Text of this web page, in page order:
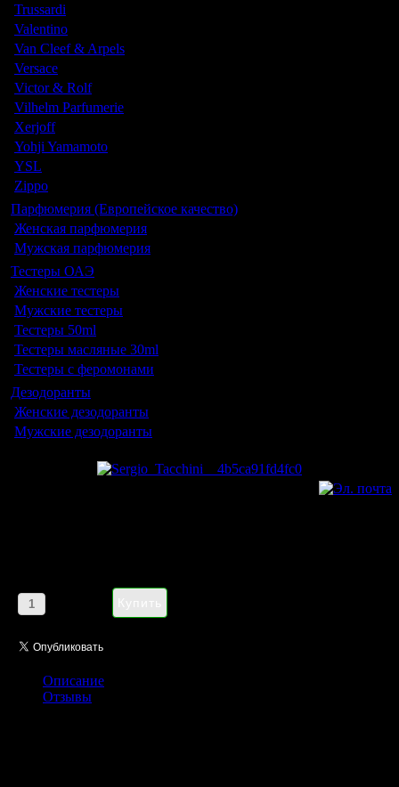
Trussardi
Valentino
Van Cleef & Arpels
Versace
Victor & Rolf
Vilhelm Parfumerie
Xerjoff
Yohji Yamamoto
YSL
Zippo
Парфюмерия (Европейское качество)
Женская парфюмерия
Мужская парфюмерия
Тестеры ОАЭ
Женские тестеры
Мужские тестеры
Тестеры 50ml
Тестеры масляные 30ml
Тестеры с феромонами
Дезодоранты
Женские дезодоранты
Мужские дезодоранты
Описание
Отзывы